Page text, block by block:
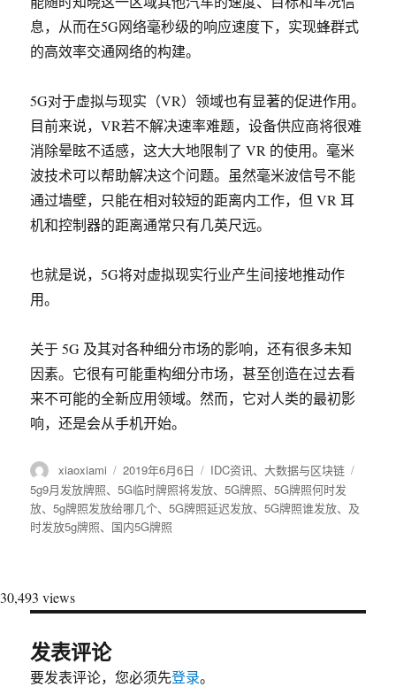
息，从而在5G网络毫秒级的响应速度下，实现蜂群式
的高效率交通网络的构建。
5G对于虚拟与现实（VR）领域也有显著的促进作用。
目前来说，VR若不解决速率难题，设备供应商将很难
消除晕眩不适感，这大大地限制了 VR 的使用。毫米
波技术可以帮助解决这个问题。虽然毫米波信号不能
通过墙壁，只能在相对较短的距离内工作，但 VR 耳
机和控制器的距离通常只有几英尺远。
也就是说，5G将对虚拟现实行业产生间接地推动作
用。
关于 5G 及其对各种细分市场的影响，还有很多未知
因素。它很有可能重构细分市场，甚至创造在过去看
来不可能的全新应用领域。然而，它对人类的最初影
响，还是会从手机开始。
作
者
xiaoxiami
发
布
于
2019年6月6日
分
类
IDC资讯、大数据与区块链
5g9月发放牌照、5G临时牌照将发放、5G牌照、5G牌照何时发
放、5g牌照发放给哪几个、5G牌照延迟发放、5G牌照谁发放、 及
时发放5g牌照、 国内5G牌照
30,493 views
发表评论
要发表评论，您必须先登录。